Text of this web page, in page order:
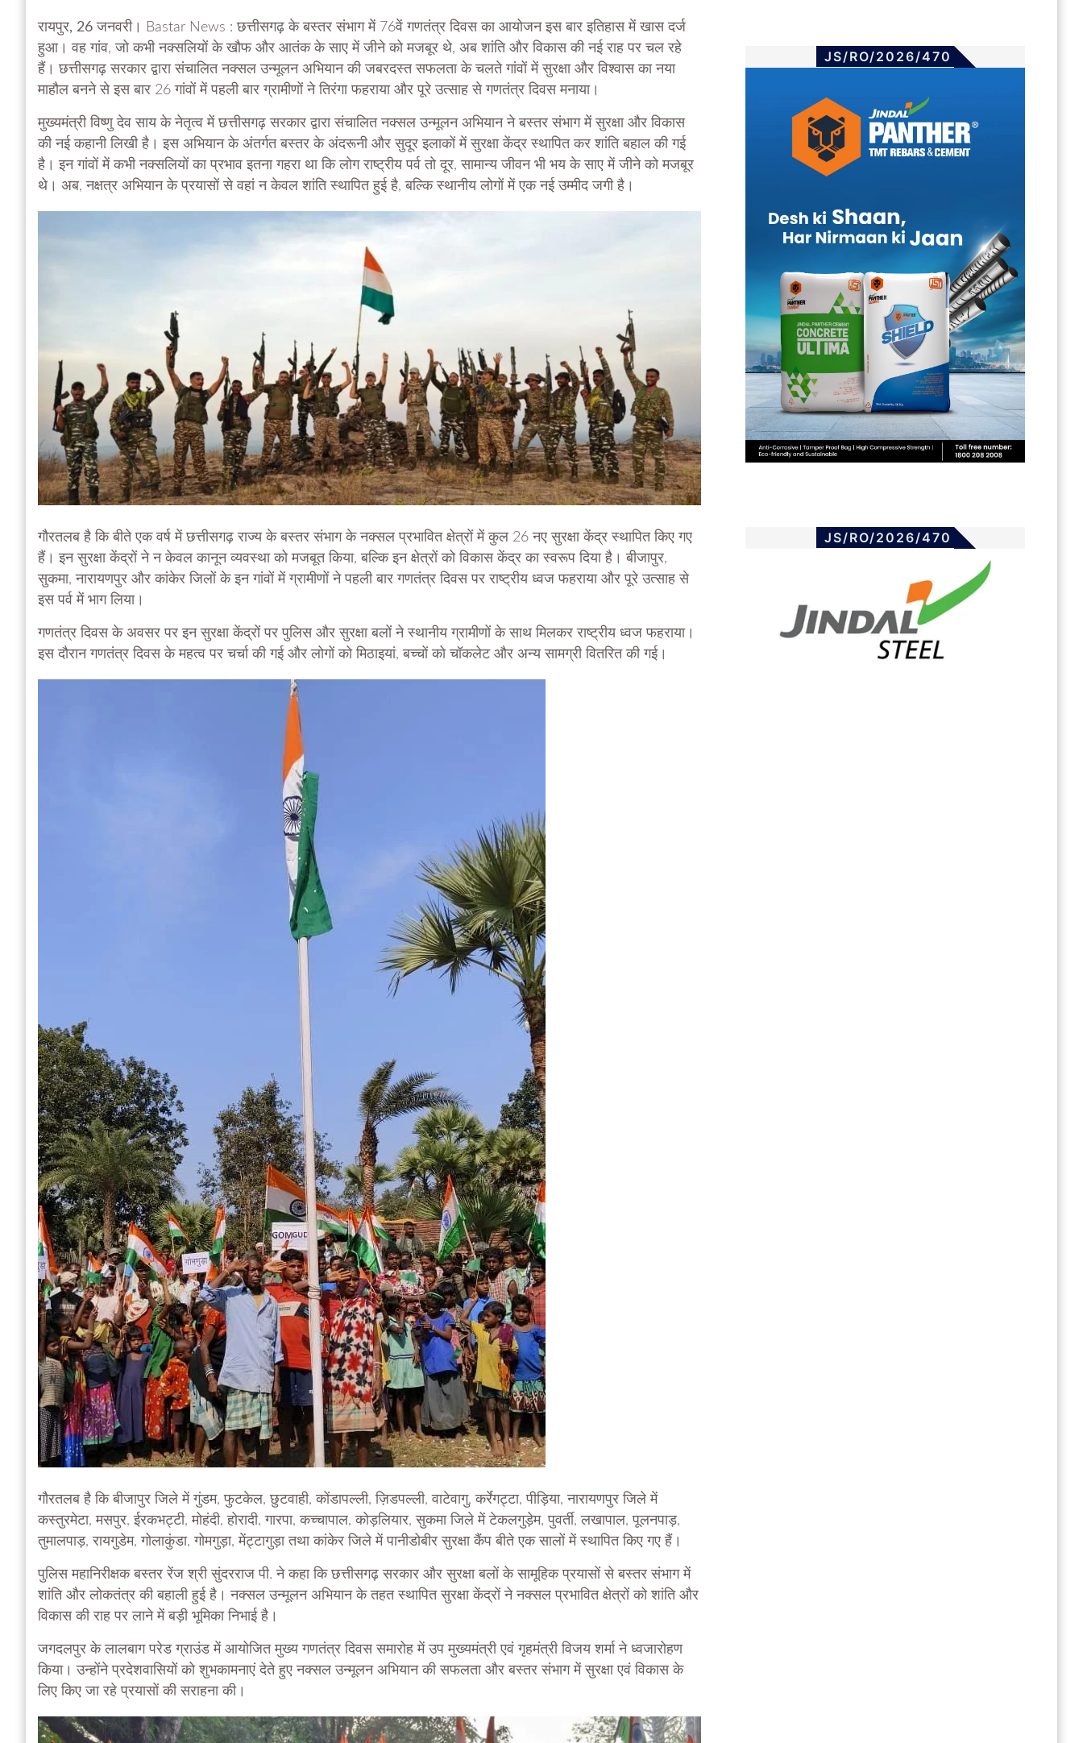
रायपुर, 26 जनवरी।
Bastar News : छत्तीसगढ़ के बस्तर संभाग में 76वें गणतंत्र दिवस का आयोजन इस बार इतिहास में खास दर्ज
हुआ। वह गांव, जो कभी नक्सलियों के खौफ और आतंक के साए में जीने को मजबूर थे, अब शांति और विकास की नई राह पर चल रहे
हैं। छत्तीसगढ़ सरकार द्वारा संचालित नक्सल उन्मूलन अभियान की जबरदस्त सफलता के चलते गांवों में सुरक्षा और विश्वास का नया
माहौल बनने से इस बार 26 गांवों में पहली बार ग्रामीणों ने तिरंगा फहराया और पूरे उत्साह से गणतंत्र दिवस मनाया।
मुख्यमंत्री विष्णु देव साय के नेतृत्व में छत्तीसगढ़ सरकार द्वारा संचालित नक्सल उन्मूलन अभियान ने बस्तर संभाग में सुरक्षा और विकास
की नई कहानी लिखी है। इस अभियान के अंतर्गत बस्तर के अंदरूनी और सुदूर इलाकों में सुरक्षा केंद्र स्थापित कर शांति बहाल की गई
है। इन गांवों में कभी नक्सलियों का प्रभाव इतना गहरा था कि लोग राष्ट्रीय पर्व तो दूर, सामान्य जीवन भी भय के साए में जीने को मजबूर
थे। अब, नक्षत्र अभियान के प्रयासों से वहां न केवल शांति स्थापित हुई है, बल्कि स्थानीय लोगों में एक नई उम्मीद जगी है।
गौरतलब है कि बीते एक वर्ष में छत्तीसगढ़ राज्य के बस्तर संभाग के नक्सल प्रभावित क्षेत्रों में कुल 26 नए सुरक्षा केंद्र स्थापित किए गए
हैं। इन सुरक्षा केंद्रों ने न केवल कानून व्यवस्था को मजबूत किया, बल्कि इन क्षेत्रों को विकास केंद्र का स्वरूप दिया है। बीजापुर,
सुकमा, नारायणपुर और कांकेर जिलों के इन गांवों में ग्रामीणों ने पहली बार गणतंत्र दिवस पर राष्ट्रीय ध्वज फहराया और पूरे उत्साह से
इस पर्व में भाग लिया।
गणतंत्र दिवस के अवसर पर इन सुरक्षा केंद्रों पर पुलिस और सुरक्षा बलों ने स्थानीय ग्रामीणों के साथ मिलकर राष्ट्रीय ध्वज फहराया।
इस दौरान गणतंत्र दिवस के महत्व पर चर्चा की गई और लोगों को मिठाइयां, बच्चों को चॉकलेट और अन्य सामग्री वितरित की गई।
गौरतलब है कि बीजापुर जिले में गुंडम, फुटकेल, छुटवाही, कोंडापल्ली, ज़िडपल्ली, वाटेवागु, कर्रेगट्टा, पीड़िया, नारायणपुर जिले में
कस्तुरमेटा, मसपुर, ईरकभट्टी, मोहंदी, होरादी, गारपा, कच्चापाल, कोड़लियार, सुकमा जिले में टेकलगुड़ेम, पुवर्ती, लखापाल, पूलनपाड़,
तुमालपाड़, रायगुडेम, गोलाकुंडा, गोमगुड़ा, मेंट्टागुड़ा तथा कांकेर जिले में पानीडोबीर सुरक्षा कैंप बीते एक सालों में स्थापित किए गए हैं।
पुलिस महानिरीक्षक बस्तर रेंज श्री सुंदरराज पी. ने कहा कि छत्तीसगढ़ सरकार और सुरक्षा बलों के सामूहिक प्रयासों से बस्तर संभाग में
शांति और लोकतंत्र की बहाली हुई है। नक्सल उन्मूलन अभियान के तहत स्थापित सुरक्षा केंद्रों ने नक्सल प्रभावित क्षेत्रों को शांति और
विकास की राह पर लाने में बड़ी भूमिका निभाई है।
जगदलपुर के लालबाग परेड ग्राउंड में आयोजित मुख्य गणतंत्र दिवस समारोह में उप मुख्यमंत्री एवं गृहमंत्री विजय शर्मा ने ध्वजारोहण
किया। उन्होंने प्रदेशवासियों को शुभकामनाएं देते हुए नक्सल उन्मूलन अभियान की सफलता और बस्तर संभाग में सुरक्षा एवं विकास के
लिए किए जा रहे प्रयासों की सराहना की।
JS/RO/2026/470
JS/RO/2026/470